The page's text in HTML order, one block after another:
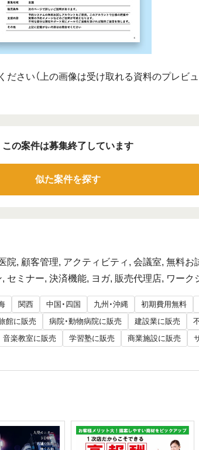
さい（上の画像は受け取れる資料のプレビュ
この案件は募集終了しています
似た案件を探す
, 顧客管理, アクティビティ, 会議室, 無料
ミナー, 決済機能, ヨガ, 販売代理店, ワーク
関西 中国・四国 九州・沖縄
初期費用無料
館に販売 病院・動物病院に販売 建設業に販売
音楽教室に販売 学習塾に販売 商業施設に販売